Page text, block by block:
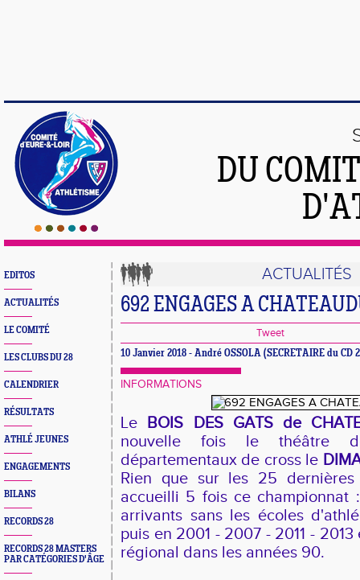
DU
EDITOS
ACTUALITÉS
LE COMITÉ
LES CLUBS DU 28
CALENDRIER
RÉSULTATS
ATHLÉ JEUNES
ENGAGEMENTS
BILANS
RECORDS 28
RECORDS 28 MASTERS
PAR CATÉGORIES D'ÂGE
ACTUALITÉS
692 ENGAGES A
Tweet
10 Janvier 2018 - André OSSOLA (SECRETAIRE du CD
INFORMATIONS
Le BOIS DES GATS de
nouvelle fois le théâtre
départementaux de cross le
Rien que sur les 25
accueilli 5 fois ce championnat
arrivants sans les écoles
puis en 2001 - 2007 - 2011 -
régional dans les années 90.